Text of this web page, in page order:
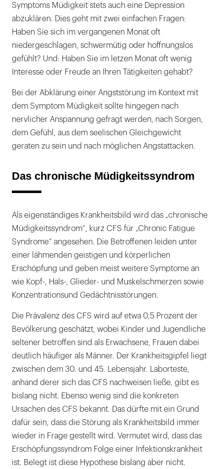
Symptoms Müdigkeit stets auch eine Depression
abzuklären. Dies geht mit zwei einfachen Fragen:
Haben Sie sich im vergangenen Monat oft
niedergeschlagen, schwermütig oder hoffnungslos
gefühlt? Und: Haben Sie im letzen Monat oft wenig
Interesse oder Freude an Ihren Tätigkeiten gehabt?
Bei der Abklärung einer Angststörung im Kontext mit
dem Symptom Müdigkeit sollte hingegen nach
nervlicher Anspannung gefragt werden, nach Sorgen,
dem Gefühl, aus dem seelischen Gleichgewicht
geraten zu sein und nach möglichen Angstattacken.
Das chronische Müdigkeitssyndrom
Als eigenständiges Krankheitsbild wird das „chronische
Müdigkeitssyndrom“, kurz CFS für „Chronic Fatigue
Syndrome“ angesehen. Die Betroffenen leiden unter
einer lähmenden geistigen und körperlichen
Erschöpfung und geben meist weitere Symptome an
wie Kopf-, Hals-, Glieder- und Muskelschmerzen sowie
Konzentrationsund Gedächtnisstörungen.
Die Prävalenz des CFS wird auf etwa 0,5 Prozent der
Bevölkerung geschätzt, wobei Kinder und Jugendliche
seltener betroffen sind als Erwachsene, Frauen dabei
deutlich häufiger als Männer. Der Krankheitsgipfel liegt
zwischen dem 30. und 45. Lebensjahr. Laborteste,
anhand derer sich das CFS nachweisen ließe, gibt es
bislang nicht. Ebenso wenig sind die konkreten
Ursachen des CFS bekannt. Das dürfte mit ein Grund
dafür sein, dass die Störung als Krankheitsbild immer
wieder in Frage gestellt wird. Vermutet wird, dass das
Erschöpfungssyndrom Folge einer Infektionskrankheit
ist. Belegt ist diese Hypothese bislang aber nicht.